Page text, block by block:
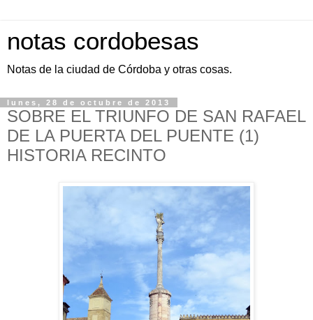
notas cordobesas
Notas de la ciudad de Córdoba y otras cosas.
lunes, 28 de octubre de 2013
SOBRE EL TRIUNFO DE SAN RAFAEL
DE LA PUERTA DEL PUENTE (1)
HISTORIA RECINTO